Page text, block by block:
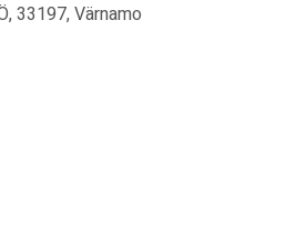
33197, Värnamo